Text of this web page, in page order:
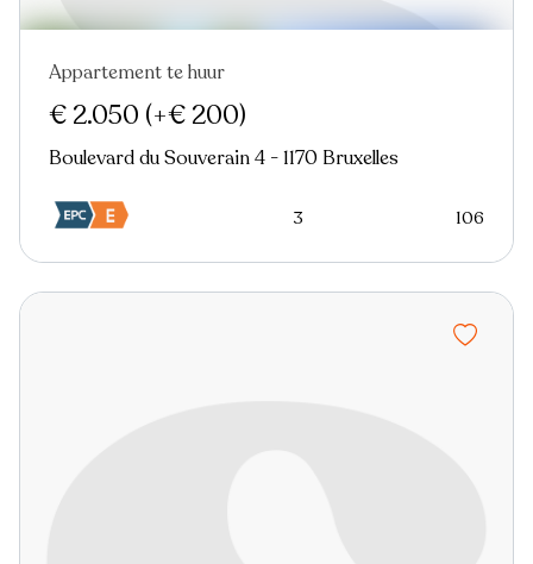
Appartement te huur
€ 2.050 (+€ 200)
Boulevard du Souverain 4 - 1170 Bruxelles
3 106